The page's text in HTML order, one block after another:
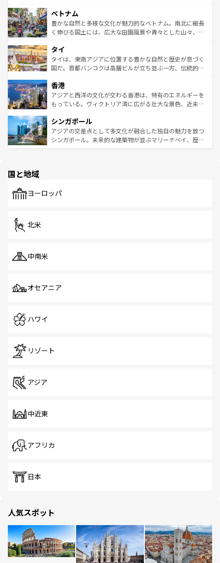
参照してほしい。
容にもいいと評判のスイーツなど、バラエティ豊かな料理
が味わえる。 なお、新着の台湾情報は コンテンツ一覧を参
照してほしい。
き、地方に足を延ばせば四季折々の自然美を楽しむことが
できる。そして、キムチや焼肉、絶品のストリートフード
まで、さまざまな韓国料理が待っている。夜には、韓国な
リティに包まれながら、韓国の多彩な魅力を心ゆくまで味
わってみてほしい。 なお、新着の韓国情報はコンテンツ一
覧を参照してほしい。
ベトナム
豊かな自然と多様な文化が魅力的なベトナム。南北に細長
く伸びる国土には、広大な田園風景や青々とした山々、世
急速な発展と共に伝統が息づく。ハノイの古い町並みやホ
ーチミン市のフランス統治時代の建物も、独特の雰囲気を
醸し出している。また、バラエティの豊かさとおいしさで
とつ。フォーやバインミー、ベトナムコーヒーなどは、ぜ
ひ現地で味わいたい。どの地域を訪れてもあたたかい人々
が旅行者を迎えてくれるので、きっと忘れられない旅にな
参照してほしい。
タイ
タイは、東南アジアに位置する豊かな自然と歴史が息づく
国だ。首都バンコクは高層ビルが立ち並ぶ一方、伝統的な
の活気が交差している。北部ではチェンマイなどの山岳地
帯で自然と触れ合い、南部ではプーケットやクラビの美し
いビーチでリゾート気分を楽しむことができる。タイ料理
激する。気候は一年中温暖で、どの季節にも異なる楽しみ
が待っている。親しみやすいタイの人々、仏教を中心とし
た文化、そして多様な観光資源が、訪れる旅人を魅了し続
香港
アジアと西洋の文化が交わる香港は、特有のエネルギーを
もっている。ヴィクトリア湾に広がる壮大な景色、近未来
み、どこを訪れても感動するはず。観光スポットが密集し
ており、効率よく見どころを回れるのも魅力。息をのむよ
うな絶景から文化的な体験まで、香港を存分に楽しみ尽く
シンガポール
アジアの交差点として多文化が融合した独自の魅力を放つ
シンガポール。未来的な建築物が並ぶマリーナベイ、歴史
で、ホーカーズは地元の風情を楽しめる外せないスポット
国と地域
ヨーロッパ
北米
中南米
オセアニア
ハワイ
リゾート
アジア
中近東
アフリカ
日本
人気スポット